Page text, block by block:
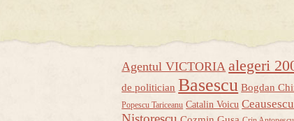
Agentul VICTORIA alegeri
de politician Basescu Bogdan
Popescu Tariceanu Catalin Voicu Ceausescu